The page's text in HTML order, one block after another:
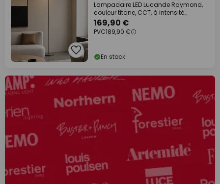
Lampadaire LED Lucande Raymond,
couleur titane, CCT, à intensité
variable
169,90 €
PVC189,90 €
En stock